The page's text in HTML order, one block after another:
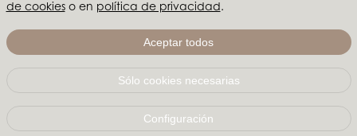
de cookieso en política de privacidad.
Aceptar todos
Sólo cookies necesarias
Configuración
Sobre nosotros
Inspiración
+46 479 155 55
info@affariofsweden.com
© Copyright 2021 Affari of Sweden AB